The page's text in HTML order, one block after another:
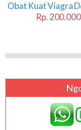
Obat Kuat Viagra
Rp. 200.000